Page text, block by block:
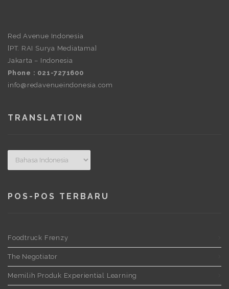
Red Avenue Indonesia
[PT. RAI Surya Mediatama]
Jakarta – Indonesia
Phone : 021-7271600
info@redavenueindonesia.com
TRANSLATION
POS-POS TERBARU
Foodtruck Frenzy
The Negotiator
Memilih Produk Experiential Learning